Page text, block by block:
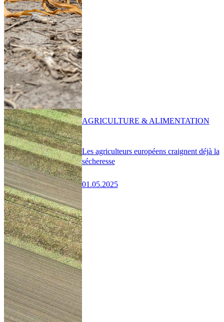
Les agriculteurs européens craignent déjà la
sécheresse
01.05.2025
AGRICULTURE & ALIMENTATION